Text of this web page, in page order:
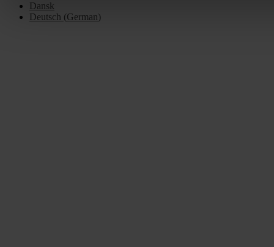
Dansk
Deutsch (German)